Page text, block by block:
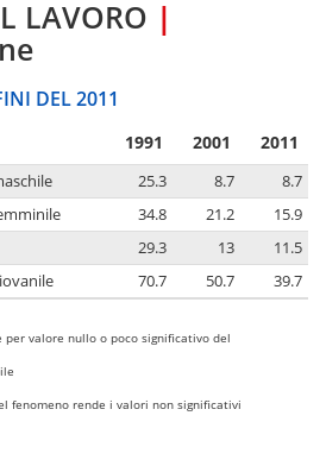
LAVORO |
DEL 2011
1991 2001 2011
25.3 8.7
8.7
34.8 21.2
15.9
29.3 13
11.5
70.7 50.7 39.7
valore nullo o poco significativo del
fenomeno rende i valori non significativi